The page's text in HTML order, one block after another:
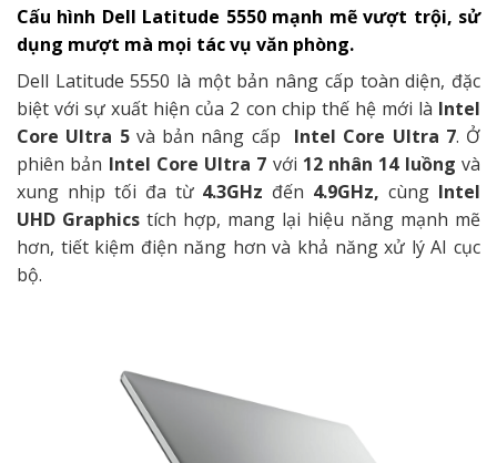
Cấu hình Dell Latitude 5550 mạnh mẽ vượt trội, sử
dụng mượt mà mọi tác vụ văn phòng.
Dell Latitude 5550 là một bản nâng cấp toàn diện, đặc
biệt với sự xuất hiện của 2 con chip thế hệ mới là Intel
Core Ultra 5và bản nâng cấp Intel Core Ultra 7. Ở
phiên bản Intel Core Ultra 7 với 12 nhân 14 luồng và
xung nhịp tối đa từ 4.3GHz đến 4.9GHz,cùng Intel
UHD Graphics tích hợp, mang lại hiệu năng mạnh mẽ
hơn, tiết kiệm điện năng hơn và khả năng xử lý AI cục
bộ.